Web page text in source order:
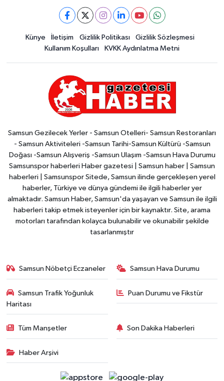
Künye İletişim Gizlilik Politikası
Gizlilik Sözleşmesi
Kullanım Koşulları
KVKK Aydınlatma Metni
Samsun Gezilecek Yerler - Samsun Otelleri- Samsun Restoranları
- Samsun Aktiviteleri -Samsun Tarihi-Samsun Kültürü -Samsun
Doğası -Samsun Alışveriş -Samsun Ulaşım -Samsun Hava Durumu
Samsunspor haberleri Haber gazetesi | Samsun haber | Samsun
haberleri | Samsunspor Sitede, Samsun ilinde gerçekleşen yerel
haberler, Türkiye ve dünya gündemi ile ilgili haberler yer
almaktadır. Samsun Haber, Samsun'da yaşayan ve Samsun ile ilgili
haberleri takip etmek isteyenler için bir kaynaktır. Site, arama
motorları tarafından kolayca bulunabilir ve okunabilir şekilde
tasarlanmıştır
Samsun Nöbetçi Eczaneler Samsun Hava Durumu
Samsun Trafik Yoğunluk
Haritası
Puan Durumu ve Fikstür
Tüm Manşetler Son Dakika Haberleri
Haber Arşivi